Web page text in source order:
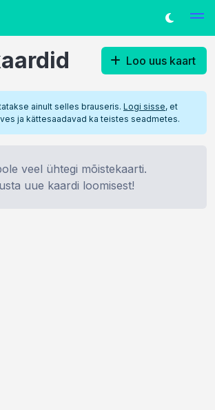
Loo uus kaart
ainult selles brauseris. Logi sisse, et
ja kättesaadavad ka teistes seadmetes.
veel ühtegi mõistekaarti.
uue kaardi loomisest!